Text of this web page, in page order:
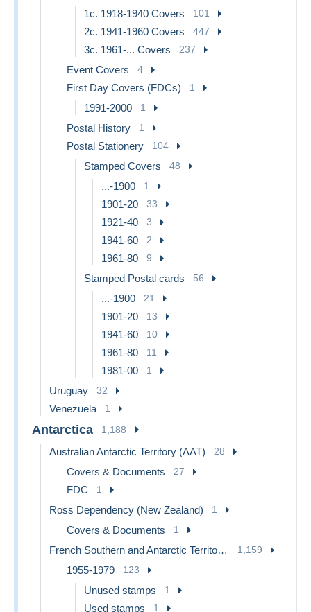
1c. 1918-1940 Covers 101
2c. 1941-1960 Covers 447
3c. 1961-... Covers 237
Event Covers 4
First Day Covers (FDCs) 1
1991-2000 1
Postal History 1
Postal Stationery 104
Stamped Covers 48
...-1900 1
1901-20 33
1921-40 3
1941-60 2
1961-80 9
Stamped Postal cards 56
...-1900 21
1901-20 13
1941-60 10
1961-80 11
1981-00 1
Uruguay 32
Venezuela 1
Antarctica 1,188
Australian Antarctic Territory (AAT) 28
Covers & Documents 27
FDC 1
Ross Dependency (New Zealand) 1
Covers & Documents 1
French Southern and Antarctic Territories (TAAF) 1,159
1955-1979 123
Unused stamps 1
Used stamps 1